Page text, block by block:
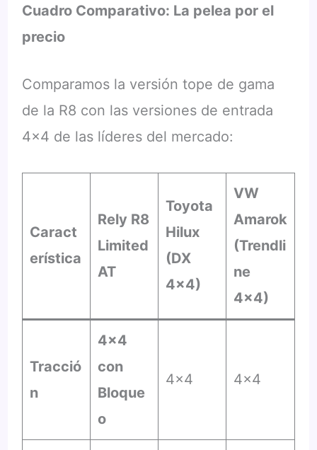
Cuadro Comparativo: La pelea por el
precio
Comparamos la versión tope de gama
de la R8 con las versiones de entrada
4×4 de las líderes del mercado:
Caract
erística
Rely R8
Limited
AT
Toyota
Hilux
(DX
4×4)
VW
Amarok
(Trendli
ne
4×4)
Tracció
n
4×4
con
Bloque
o
4×4 4×4